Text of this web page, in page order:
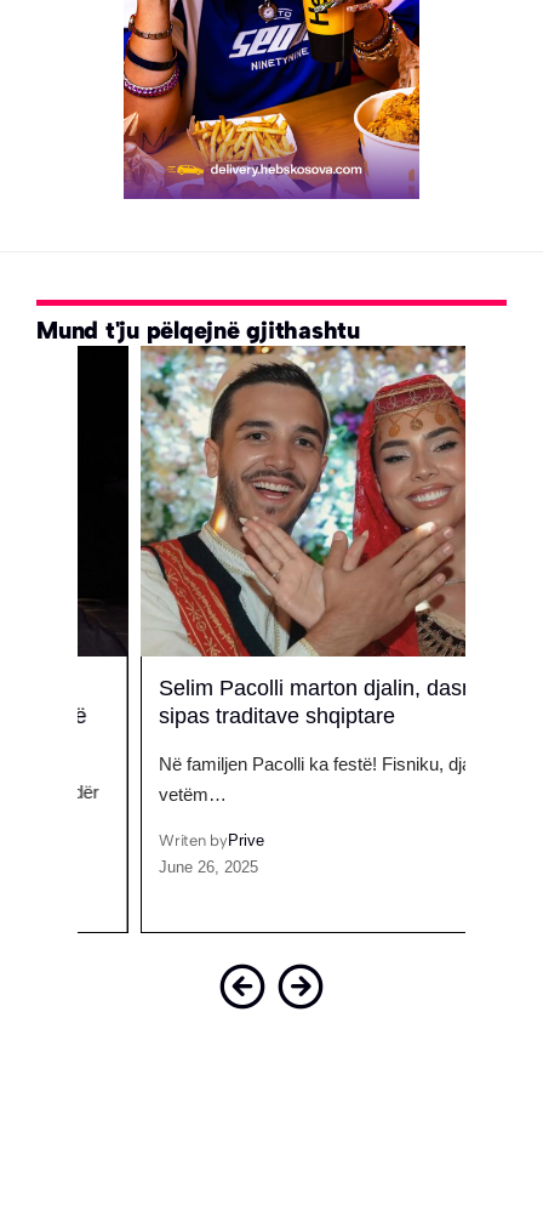
Mund t'ju pëlqejnë gjithashtu
Selim Pacolli marton djalin, dasma
sipas traditave shqiptare
Në familjen Pacolli ka festë! Fisniku, djali i
vetëm…
Writen byPrive
June 26, 2025